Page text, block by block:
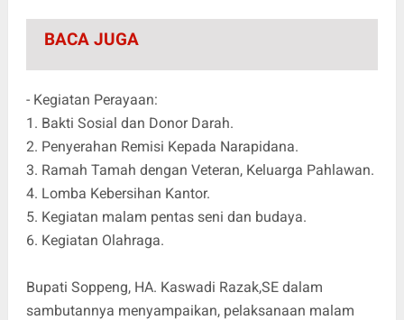
BACA JUGA
- Kegiatan Perayaan:
1. Bakti Sosial dan Donor Darah.
2. Penyerahan Remisi Kepada Narapidana.
3. Ramah Tamah dengan Veteran, Keluarga Pahlawan.
4. Lomba Kebersihan Kantor.
5. Kegiatan malam pentas seni dan budaya.
6. Kegiatan Olahraga.
Bupati Soppeng, HA. Kaswadi Razak,SE dalam
sambutannya menyampaikan, pelaksanaan malam